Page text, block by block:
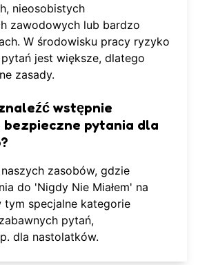
nieosobistych
zawodowych lub bardzo
W środowisku pracy ryzyko
pytań jest większe, dlatego
zasady.
wstępnie
bezpieczne pytania dla
naszych zasobów, gdzie
do 'Nigdy Nie Miałem' na
tym specjalne kategorie
pytań,
dla nastolatków.